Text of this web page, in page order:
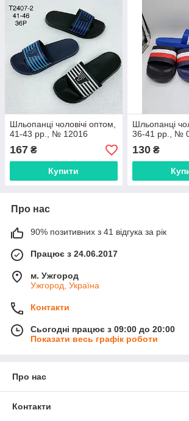
Шльопанці чоловічі оптом,
41-43 рр., № 12016
167 ₴
Купити
Шльопанці
36-41 рр., №
130₴
Про нас
90% позитивних з 41 відгука за рік
Працює з 24.06.2017
м. Ужгород
Ужгород, Україна
Контакти
Сьогодні працює з 09:00 до 20:00
Показати весь графік роботи
Про нас
Контакти